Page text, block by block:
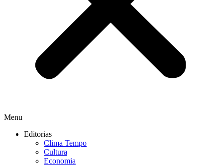
Menu
Editorias
Clima Tempo
Cultura
Economia